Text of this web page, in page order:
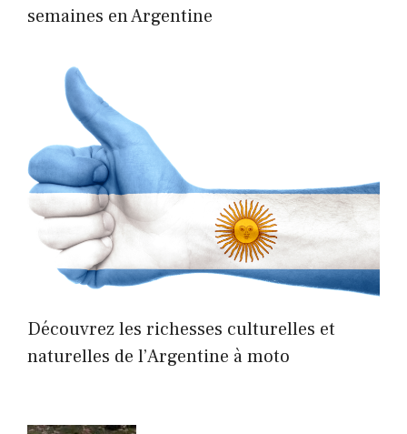
semaines en Argentine
Découvrez les richesses culturelles et
naturelles de l’Argentine à moto